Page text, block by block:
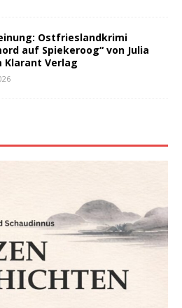
Ostfrieslandkrimi
auf Spiekeroog“ von Julia
Klarant Verlag